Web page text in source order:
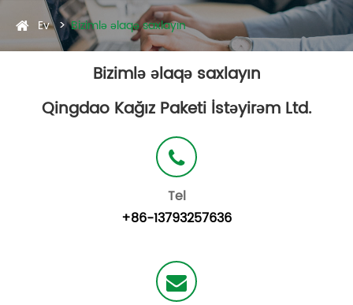
Ev Bizimlə əlaqə saxlayın
Bizimlə əlaqə saxlayın
Qingdao Kağız Paketi İstəyirəm Ltd.
Tel
+86-13793257636